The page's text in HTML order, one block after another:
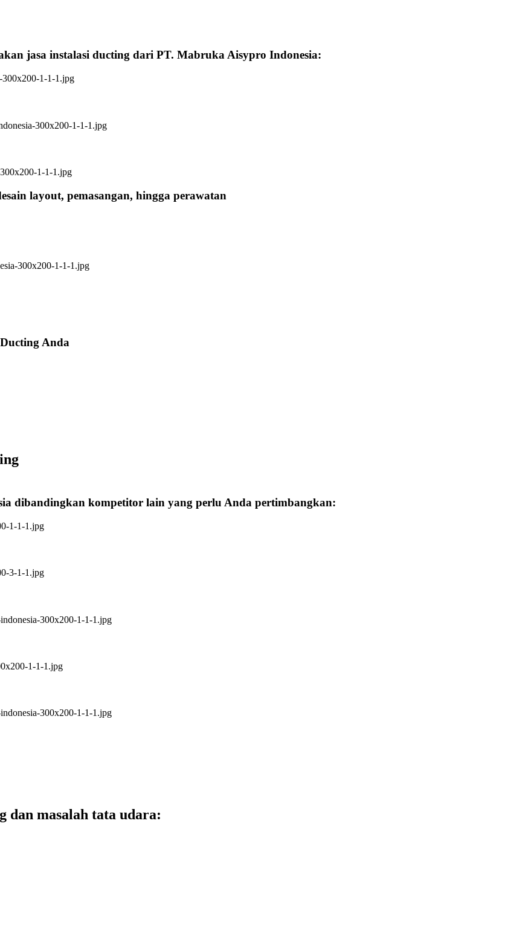
jasa instalasi ducting dari PT. Mabruka Aisypro Indonesia:
layout, pemasangan, hingga perawatan
Anda
dibandingkan kompetitor lain yang perlu Anda pertimbangkan:
dan masalah tata udara: